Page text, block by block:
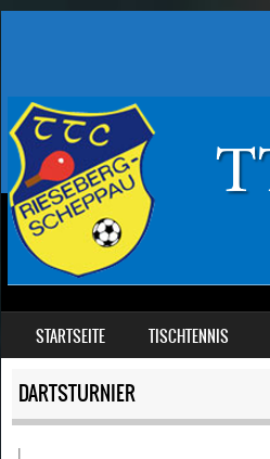
MENU
SKIP TO CONTENT
STARTSEITE TISCHTENNIS
DARTSTURNIER